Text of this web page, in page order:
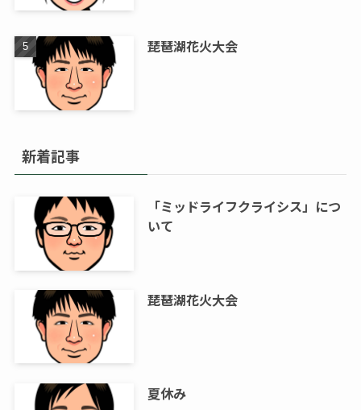
琵琶湖花火大会
新着記事
「ミッドライフクライシス」につ
いて
琵琶湖花火大会
夏休み